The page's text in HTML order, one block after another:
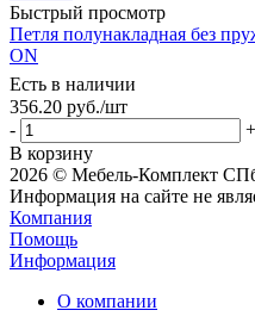
Быстрый просмотр
Петля полунакладная без
ON
Есть в наличии
356.20 руб./шт
-
+
В корзину
2026 © Мебель-Комплект
Информация на сайте не
Компания
Помощь
Информация
О компании